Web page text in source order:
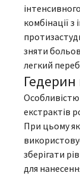
комбінації
зняти
легкий
Гедерин
Особливістю
екстрактів
При цьому
зберігати
для